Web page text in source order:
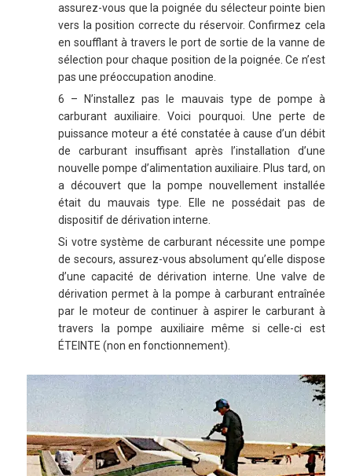
assurez-vous que la poignée du sélecteur pointe bien
vers la position correcte du réservoir. Confirmez cela
en soufflant à travers le port de sortie de la vanne de
sélection pour chaque position de la poignée. Ce n’est
pas une préoccupation anodine.
6 – N’installez pas le mauvais type de pompe à
carburant auxiliaire. Voici pourquoi. Une perte de
puissance moteur a été constatée à cause d’un débit
de carburant insuffisant après l’installation d’une
nouvelle pompe d’alimentation auxiliaire. Plus tard, on
a découvert que la pompe nouvellement installée
était du mauvais type. Elle ne possédait pas de
dispositif de dérivation interne.
Si votre système de carburant nécessite une pompe
de secours, assurez-vous absolument qu’elle dispose
d’une capacité de dérivation interne. Une valve de
dérivation permet à la pompe à carburant entraînée
par le moteur de continuer à aspirer le carburant à
travers la pompe auxiliaire même si celle-ci est
ÉTEINTE (non en fonctionnement).